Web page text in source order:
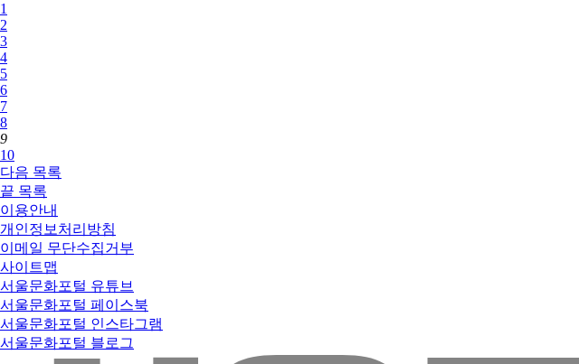
1
2
3
4
5
6
7
8
9
10
다음 목록
끝 목록
이용안내
개인정보처리방침
이메일 무단수집거부
사이트맵
서울문화포털 유튜브
서울문화포털 페이스북
서울문화포털 인스타그램
서울문화포털 블로그